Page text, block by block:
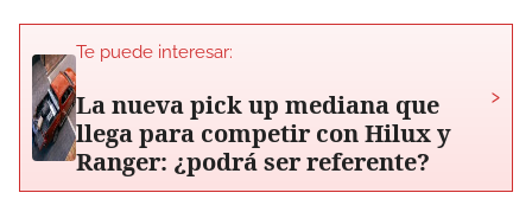
Te puede interesar:
La nueva pick up mediana que
llega para competir con Hilux y
Ranger: ¿podrá ser referente?
›